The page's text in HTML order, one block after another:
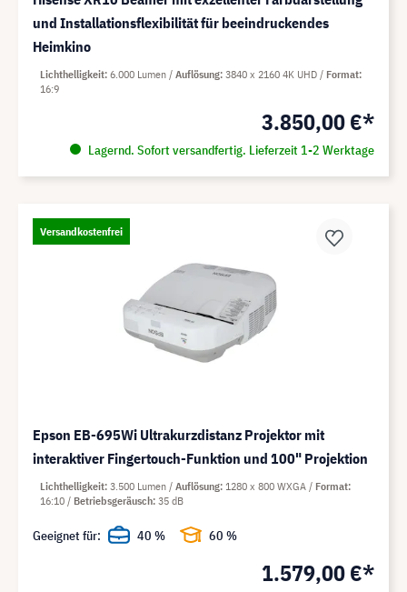
und Installationsflexibilität für beeindruckendes
Heimkino
3.850,00 €*
Lagernd. Sofort versandfertig. Lieferzeit 1-2 Werktage
Lichthelligkeit 6.000 Lumen Auflösung 3840 x 2160 4K UHD
Format
16:9
Versandkostenfrei
Epson EB-695Wi Ultrakurzdistanz Projektor mit
interaktiver Fingertouch-Funktion und 100" Projektion
1.579,00 €*
Lichthelligkeit 3.500 Lumen Auflösung 1280 x 800 WXGA
Format
16:10
Betriebsgeräusch 35 dB
Geeignet für: 40 % 60 %